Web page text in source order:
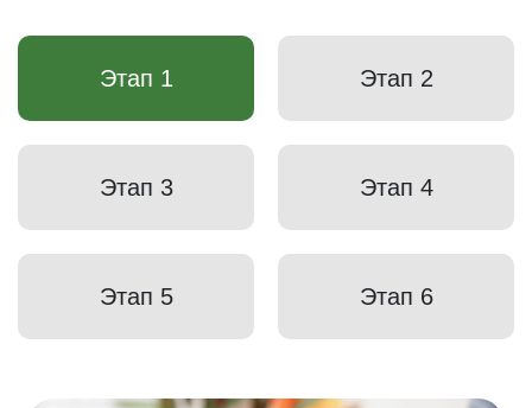
Этап 1 Этап 2
Этап 3 Этап 4
Этап 5 Этап 6